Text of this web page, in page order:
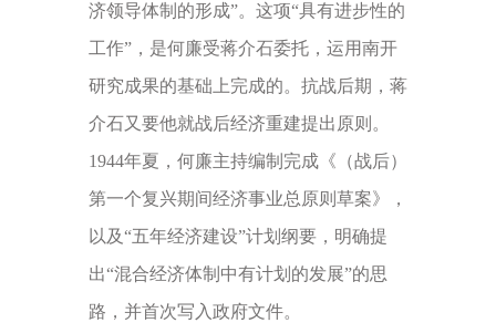
济领导体制的形成”。这项“具有进步性的
工作”，是何廉受蒋介石委托，运用南开
研究成果的基础上完成的。抗战后期，蒋
介石又要他就战后经济重建提出原则。
1944年夏，何廉主持编制完成《（战后）
第一个复兴期间经济事业总原则草案》，
以及“五年经济建设”计划纲要，明确提
出“混合经济体制中有计划的发展”的思
路，并首次写入政府文件。